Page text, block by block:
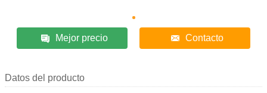
Mejor precio Contacto
Datos del producto